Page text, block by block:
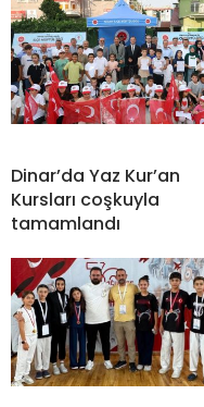
Dinar’da Yaz Kur’an
Kursları coşkuyla
tamamlandı